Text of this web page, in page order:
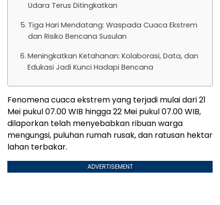
Udara Terus Ditingkatkan
Tiga Hari Mendatang: Waspada Cuaca Ekstrem
dan Risiko Bencana Susulan
Meningkatkan Ketahanan: Kolaborasi, Data, dan
Edukasi Jadi Kunci Hadapi Bencana
Fenomena cuaca ekstrem yang terjadi mulai dari 21
Mei pukul 07.00 WIB hingga 22 Mei pukul 07.00 WIB,
dilaporkan telah menyebabkan ribuan warga
mengungsi, puluhan rumah rusak, dan ratusan hektar
lahan terbakar.
ADVERTISEMENT